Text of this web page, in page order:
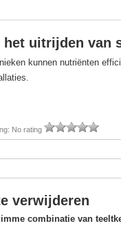
het uitrijden van
kunnen nutriënten
No rating
verwijderen
combinatie van